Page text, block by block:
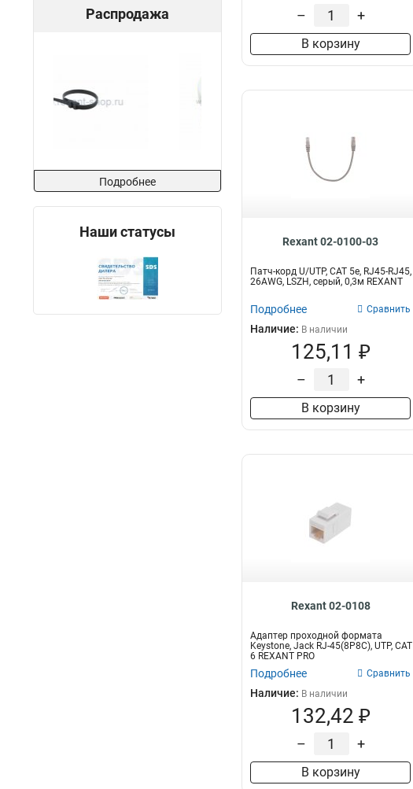
Распродажа
Подробнее
Наши статусы
– +
В корзину
Rexant 02-0100-03
Патч-корд U/UTP, CAT 5e, RJ45-RJ45,
26AWG, LSZH, серый, 0,3м REXANT
Подробнее Сравнить
Наличие: В наличии
125,11 ₽
– +
В корзину
Rexant 02-0108
Адаптер проходной формата
Keystone, Jack RJ-45(8P8C), UTP, CAT
6 REXANT PRO
Подробнее Сравнить
Наличие: В наличии
132,42 ₽
– +
В корзину